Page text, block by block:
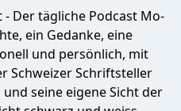
Der tägliche Podcast Mo-
ein Gedanke, eine
und persönlich, mit
Schweizer Schriftsteller
seine eigene Sicht der